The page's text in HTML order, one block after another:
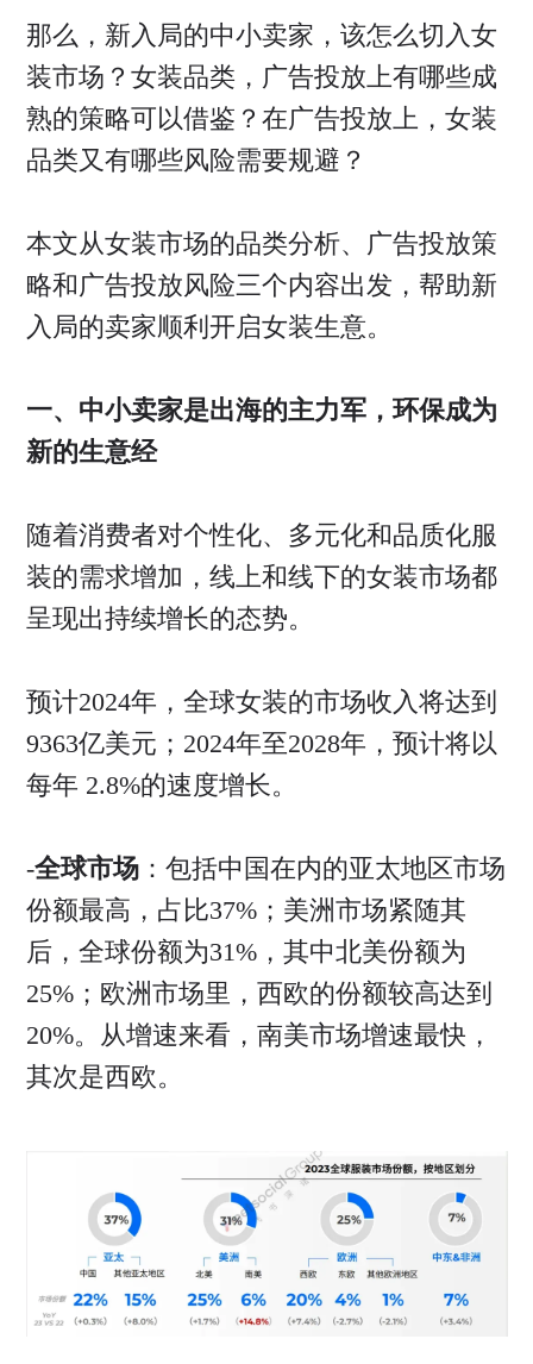
那么，新入局的中小卖家，该怎么切入女
装市场？女装品类，广告投放上有哪些成
熟的策略可以借鉴？在广告投放上，女装
品类又有哪些风险需要规避？
本文从女装市场的品类分析、广告投放策
略和广告投放风险三个内容出发，帮助新
入局的卖家顺利开启女装生意。
一、中小卖家是出海的主力军，环保成为
新的生意经
随着消费者对个性化、多元化和品质化服
装的需求增加，线上和线下的女装市场都
呈现出持续增长的态势。
预计2024年，全球女装的市场收入将达到
9363亿美元；2024年至2028年，预计将以
每年 2.8%的速度增长。
-全球市场：包括中国在内的亚太地区市场
份额最高，占比37%；美洲市场紧随其
后，全球份额为31%，其中北美份额为
25%；欧洲市场里，西欧的份额较高达到
20%。从增速来看，南美市场增速最快，
其次是西欧。